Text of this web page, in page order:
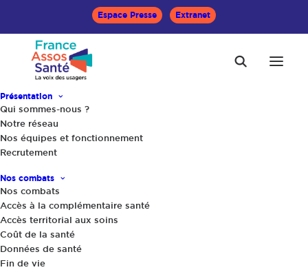
Espace Presse Extranet
Présentation
Qui sommes-nous ?
Notre réseau
Nos équipes et fonctionnement
Recrutement
Nos combats
Nos combats
Accès à la complémentaire santé
Accès territorial aux soins
Coût de la santé
Données de santé
Fin de vie
Compte-rendu de la
réunion du Comité de
déontologie du
12/02/2018